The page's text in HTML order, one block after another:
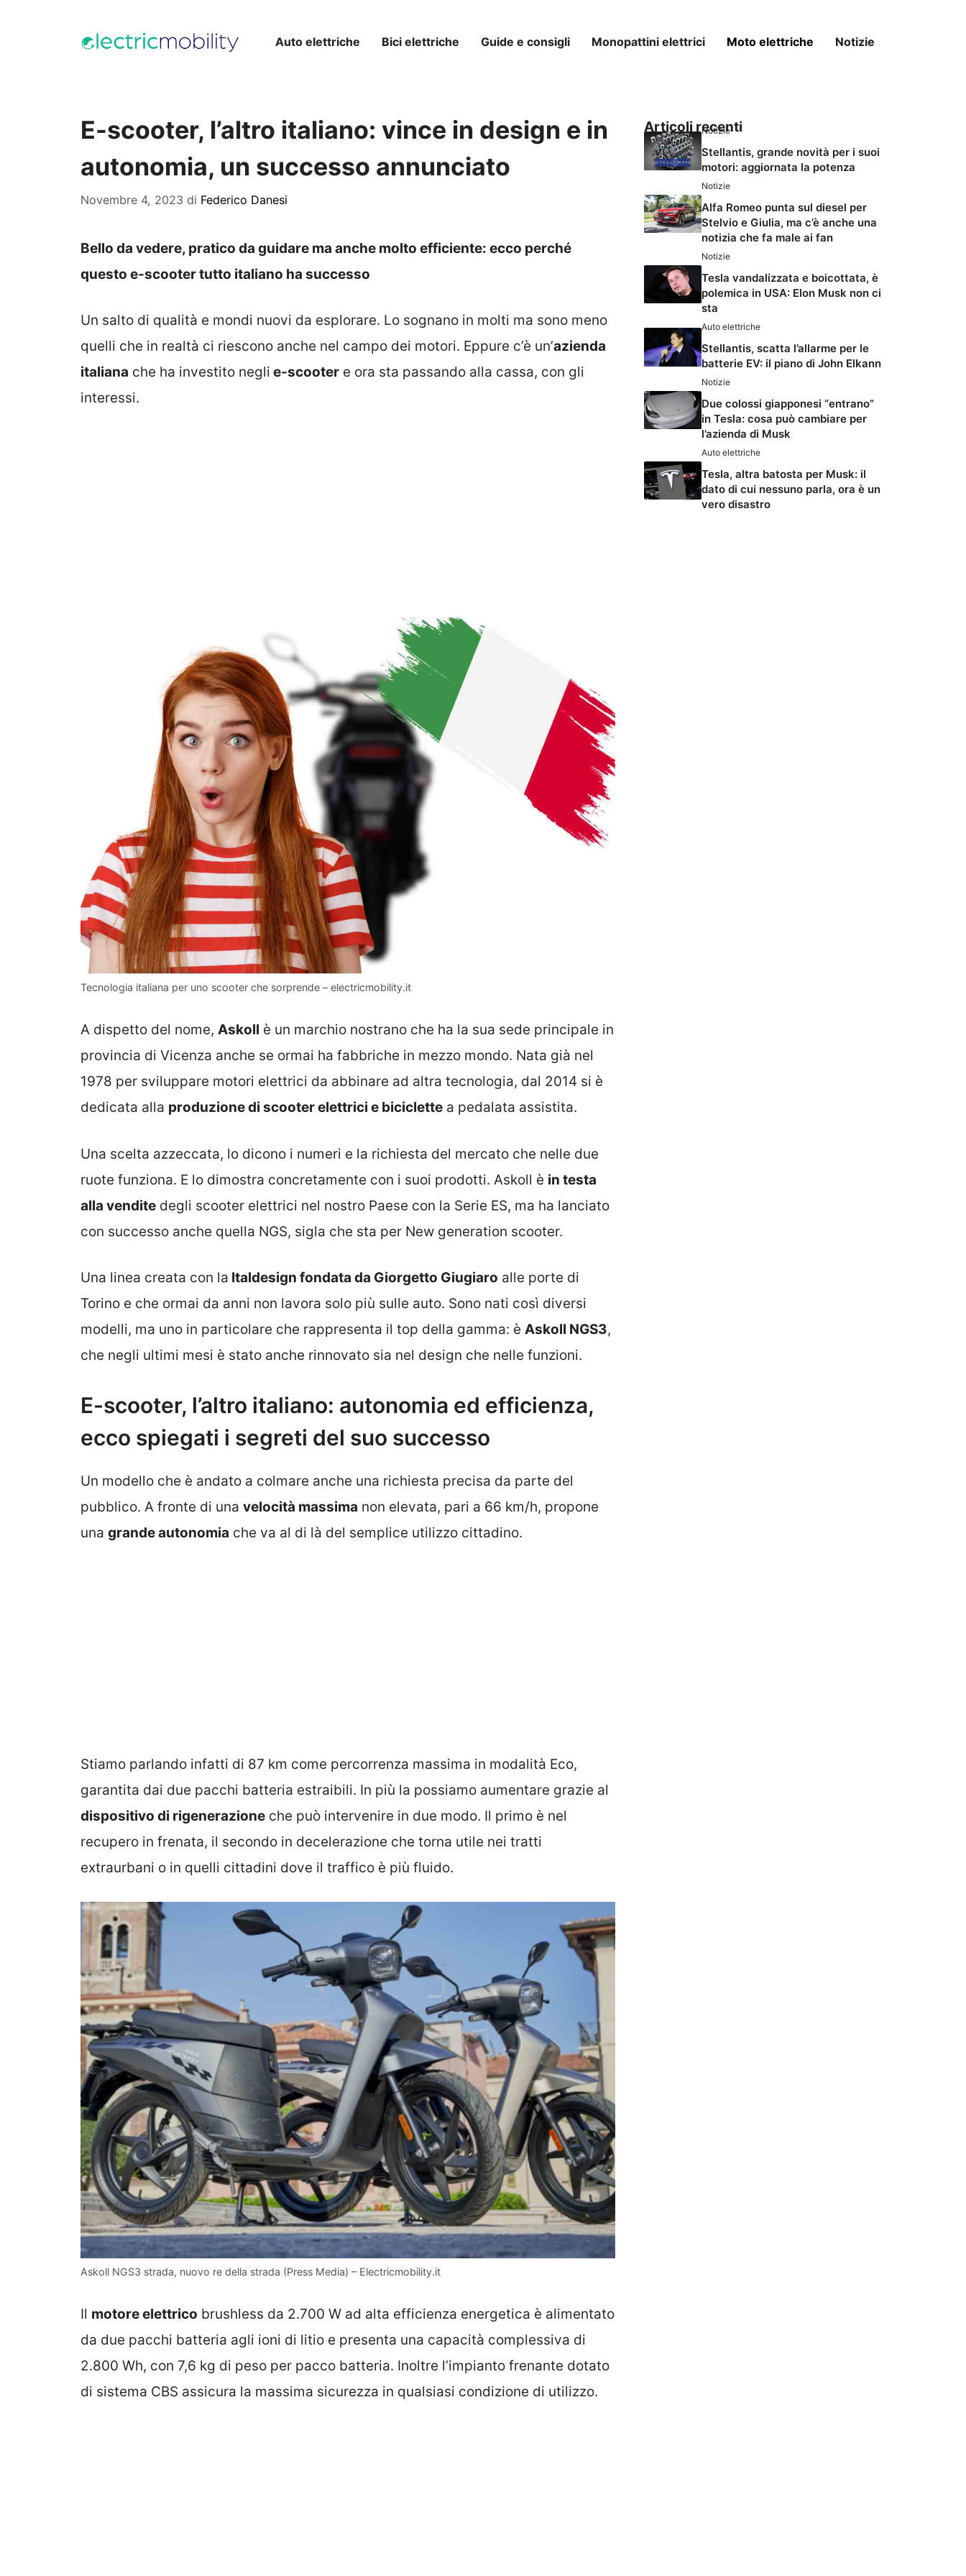
Auto elettriche Bici elettriche Guide e consigli Monopattini elettrici Moto elettriche Notizie
E-scooter, l’altro italiano: vince in design e in
autonomia, un successo annunciato
Novembre 4, 2023 di Federico Danesi
Bello da vedere, pratico da guidare ma anche molto efficiente: ecco perché
questo e-scooter tutto italiano ha successo
Un salto di qualità e mondi nuovi da esplorare. Lo sognano in molti ma sono meno
quelli che in realtà ci riescono anche nel campo dei motori. Eppure c’è un’azienda
italiana che ha investito negli e-scooter e ora sta passando alla cassa, con gli
interessi.
Tecnologia italiana per uno scooter che sorprende – electricmobility.it
A dispetto del nome, Askoll è un marchio nostrano che ha la sua sede principale in
provincia di Vicenza anche se ormai ha fabbriche in mezzo mondo. Nata già nel
1978 per sviluppare motori elettrici da abbinare ad altra tecnologia, dal 2014 si è
dedicata alla produzione di scooter elettrici e biciclette a pedalata assistita.
Una scelta azzeccata, lo dicono i numeri e la richiesta del mercato che nelle due
ruote funziona. E lo dimostra concretamente con i suoi prodotti. Askoll è in testa
alla vendite degli scooter elettrici nel nostro Paese con la Serie ES, ma ha lanciato
con successo anche quella NGS, sigla che sta per New generation scooter.
Una linea creata con la Italdesign fondata da Giorgetto Giugiaro alle porte di
Torino e che ormai da anni non lavora solo più sulle auto. Sono nati così diversi
modelli, ma uno in particolare che rappresenta il top della gamma: è Askoll NGS3,
che negli ultimi mesi è stato anche rinnovato sia nel design che nelle funzioni.
E-scooter, l’altro italiano: autonomia ed efficienza,
ecco spiegati i segreti del suo successo
Un modello che è andato a colmare anche una richiesta precisa da parte del
pubblico. A fronte di una velocità massima non elevata, pari a 66 km/h, propone
una grande autonomia che va al di là del semplice utilizzo cittadino.
Stiamo parlando infatti di 87 km come percorrenza massima in modalità Eco,
garantita dai due pacchi batteria estraibili. In più la possiamo aumentare grazie al
dispositivo di rigenerazione che può intervenire in due modo. Il primo è nel
recupero in frenata, il secondo in decelerazione che torna utile nei tratti
extraurbani o in quelli cittadini dove il traffico è più fluido.
Askoll NGS3 strada, nuovo re della strada (Press Media) – Electricmobility.it
Il motore elettrico brushless da 2.700 W ad alta efficienza energetica è alimentato
da due pacchi batteria agli ioni di litio e presenta una capacità complessiva di
2.800 Wh, con 7,6 kg di peso per pacco batteria. Inoltre l’impianto frenante dotato
di sistema CBS assicura la massima sicurezza in qualsiasi condizione di utilizzo.
Articoli recenti
Notizie
Stellantis, grande novità per i suoi
motori: aggiornata la potenza
Notizie
Alfa Romeo punta sul diesel per
Stelvio e Giulia, ma c’è anche una
notizia che fa male ai fan
Notizie
Tesla vandalizzata e boicottata, è
polemica in USA: Elon Musk non ci
sta
Auto elettriche
Stellantis, scatta l’allarme per le
batterie EV: il piano di John Elkann
Notizie
Due colossi giapponesi “entrano”
in Tesla: cosa può cambiare per
l’azienda di Musk
Auto elettriche
Tesla, altra batosta per Musk: il
dato di cui nessuno parla, ora è un
vero disastro